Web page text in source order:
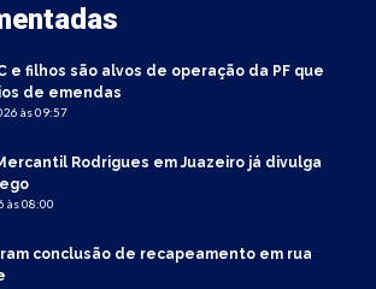
e filhos são alvos de operação da PF que
de emendas
às 09:57
Rodrigues em Juazeiro já divulga
às 08:00
conclusão de recapeamento em rua